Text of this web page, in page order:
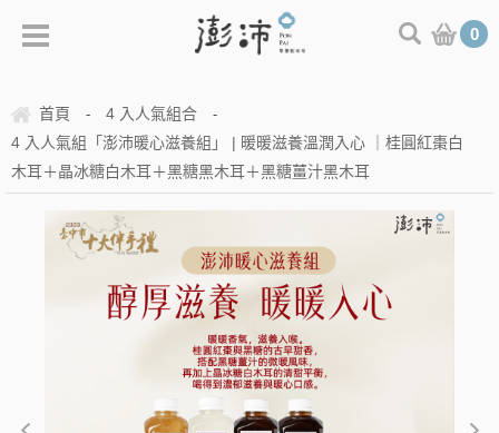
0
首頁 - 4 入人氣組合 -
4 入人氣組「澎沛暖心滋養組」 | 暖暖滋養溫潤入心 ｜桂圓紅棗白
木耳＋晶冰糖白木耳＋黑糖黑木耳＋黑糖薑汁黑木耳